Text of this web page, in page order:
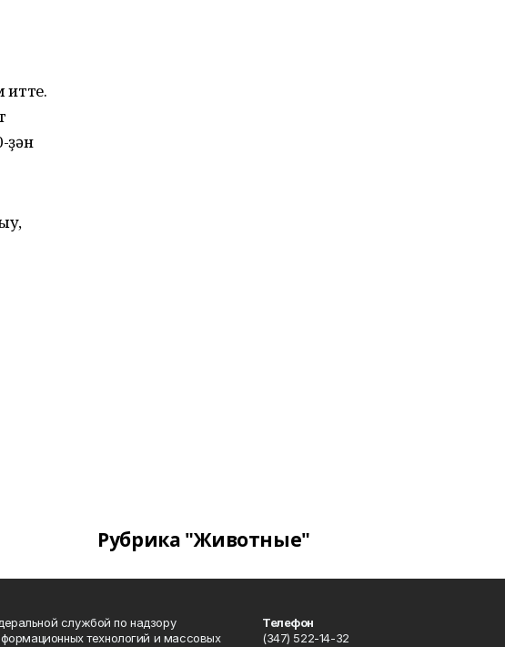
итте.
ҙән
Рубрика "Животные"
службой по надзору
технологий и массовых
Телефон
(347) 522-14-32